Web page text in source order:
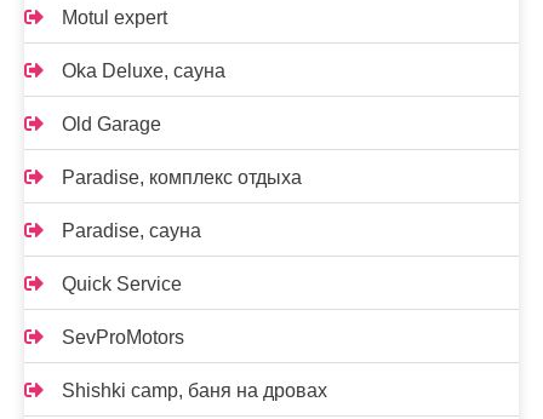
Motul expert
Oka Deluxe, сауна
Old Garage
Paradise, комплекс отдыха
Paradise, сауна
Quick Service
SevProMotors
Shishki camp, баня на дровах